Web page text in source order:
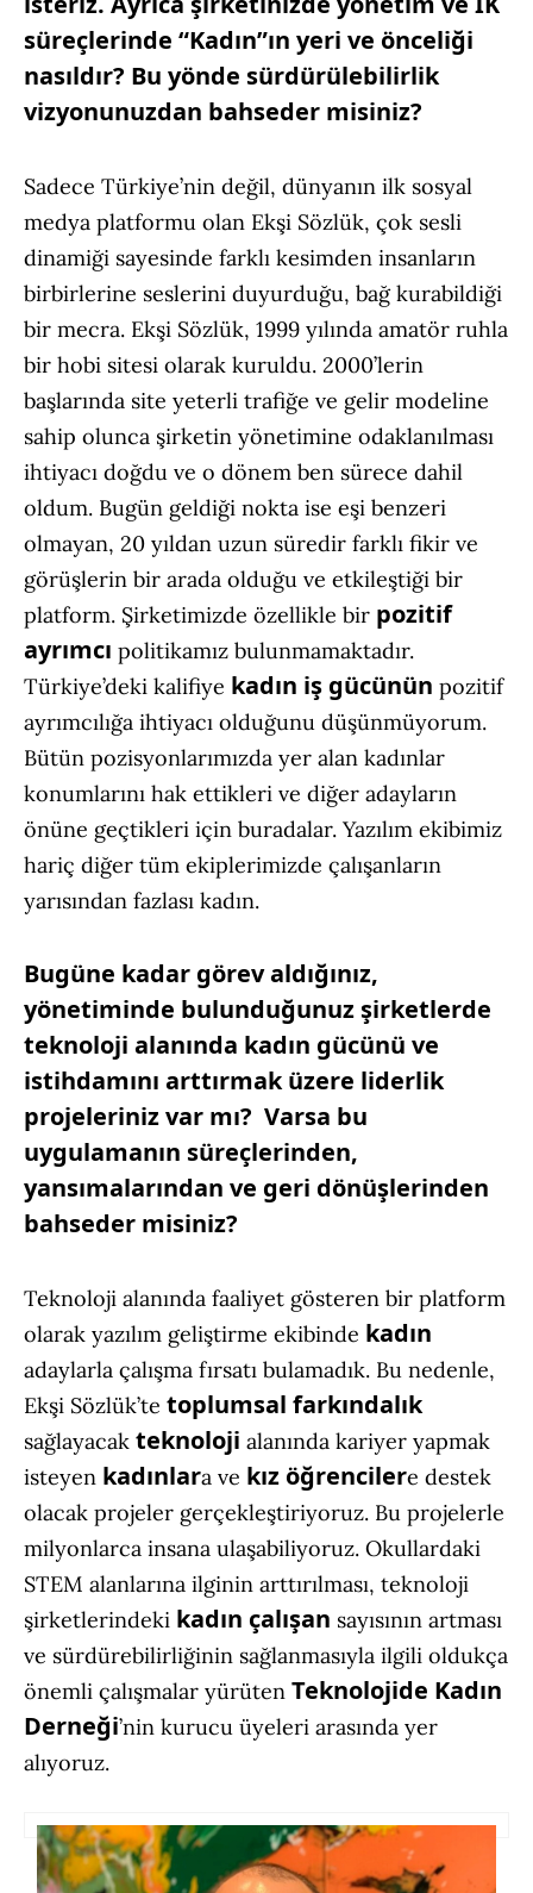
süreçlerinde “Kadın”ın yeri ve önceliği
nasıldır? Bu yönde sürdürülebilirlik
vizyonunuzdan bahseder misiniz?
Sadece Türkiye’nin değil, dünyanın ilk sosyal
medya platformu olan Ekşi Sözlük, çok sesli
dinamiği sayesinde farklı kesimden insanların
birbirlerine seslerini duyurduğu, bağ kurabildiği
bir mecra. Ekşi Sözlük, 1999 yılında amatör ruhla
bir hobi sitesi olarak kuruldu. 2000’lerin
başlarında site yeterli trafiğe ve gelir modeline
sahip olunca şirketin yönetimine odaklanılması
ihtiyacı doğdu ve o dönem ben sürece dahil
oldum. Bugün geldiği nokta ise eşi benzeri
olmayan, 20 yıldan uzun süredir farklı fikir ve
görüşlerin bir arada olduğu ve etkileştiği bir
platform. Şirketimizde özellikle bir pozitif
ayrımcı politikamız bulunmamaktadır.
Türkiye’deki kalifiye kadın iş gücünün pozitif
ayrımcılığa ihtiyacı olduğunu düşünmüyorum.
Bütün pozisyonlarımızda yer alan kadınlar
konumlarını hak ettikleri ve diğer adayların
önüne geçtikleri için buradalar. Yazılım ekibimiz
hariç diğer tüm ekiplerimizde çalışanların
yarısından fazlası kadın.
Bugüne kadar görev aldığınız,
yönetiminde bulunduğunuz şirketlerde
teknoloji alanında kadın gücünü ve
istihdamını arttırmak üzere liderlik
projeleriniz var mı? Varsa bu
uygulamanın süreçlerinden,
yansımalarından ve geri dönüşlerinden
bahseder misiniz?
Teknoloji alanında faaliyet gösteren bir platform
olarak yazılım geliştirme ekibinde kadın
adaylarla çalışma fırsatı bulamadık. Bu nedenle,
Ekşi Sözlük’te toplumsal farkındalık
sağlayacak teknoloji alanında kariyer yapmak
isteyen kadınlara ve kız öğrencilere destek
olacak projeler gerçekleştiriyoruz. Bu projelerle
milyonlarca insana ulaşabiliyoruz. Okullardaki
STEM alanlarına ilginin arttırılması, teknoloji
şirketlerindeki kadın çalışan sayısının artması
ve sürdürebilirliğinin sağlanmasıyla ilgili oldukça
önemli çalışmalar yürüten Teknolojide Kadın
Derneği’nin kurucu üyeleri arasında yer
alıyoruz.